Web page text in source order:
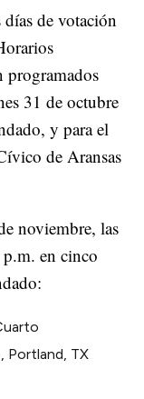
de votación
programados
31 de octubre
y para el
de Aransas
noviembre, las
p.m. en cinco
Portland, TX